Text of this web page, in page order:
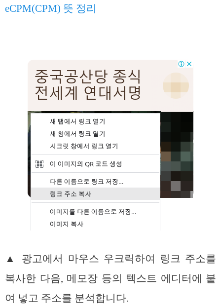
eCPM(CPM) 뜻 정리
▲ 광고에서 마우스 우크릭하여 링크 주소를
복사한 다음, 메모장 등의 텍스트 에디터에 붙
여 넣고 주소를 분석합니다.